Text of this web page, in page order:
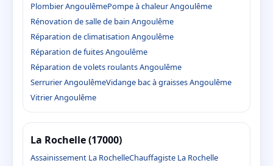
Plombier AngoulêmePompe à chaleur Angoulême
Rénovation de salle de bain Angoulême
Réparation de climatisation Angoulême
Réparation de fuites Angoulême
Réparation de volets roulants Angoulême
Serrurier AngoulêmeVidange bac à graisses Angoulême
Vitrier Angoulême
La Rochelle (17000)
Assainissement La RochelleChauffagiste La Rochelle